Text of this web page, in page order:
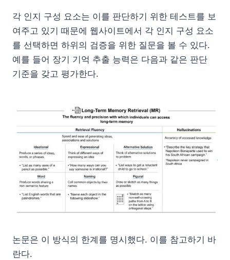
각 인지 구성 요소는 이를 판단하기 위한 테스트를 보
여주고 있기 때문에 웹사이트에서 각 인지 구성 요소
를 선택하면 하위의 검증을 위한 질문을 볼 수 있다.
예를 들어 장기 기억 추출 능력은 다음과 같은 판단
기준을 갖고 평가한다.
논문은 이 방식의 한계를 명시했다. 이를 참고하기 바
란다.